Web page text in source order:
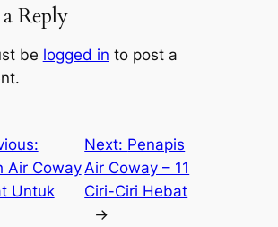
Reply
be logged in to post a
Air Coway
Untuk
Next: Penapis
Air Coway – 11
Ciri-Ciri Hebat
→